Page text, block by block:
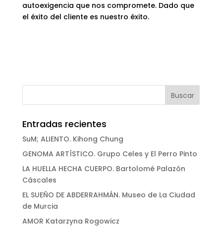
autoexigencia que nos compromete. Dado que
el éxito del cliente es nuestro éxito.
Entradas recientes
SuM; ALIENTO. Kihong Chung
GENOMA ARTÍSTICO. Grupo Celes y El Perro Pinto
LA HUELLA HECHA CUERPO. Bartolomé Palazón
Cáscales
EL SUEÑO DE ABDERRAHMÁN. Museo de La Ciudad
de Murcia
AMOR Katarzyna Rogowicz